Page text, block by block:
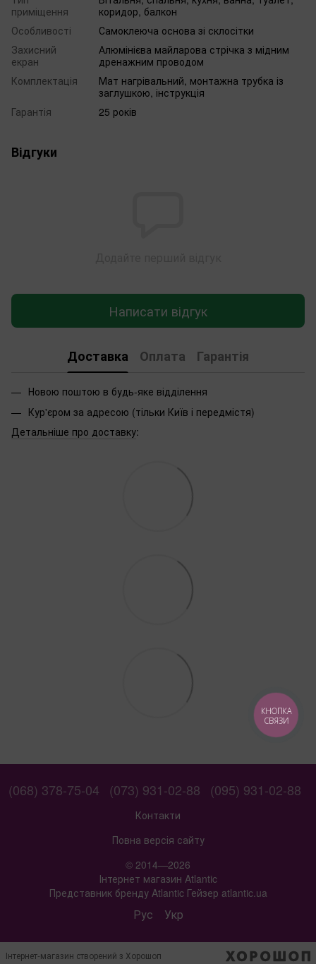
приміщення
коридор, балкон
Особливості
Самоклеюча основа зі склосітки
Захисний
екран
Алюмінієва майларова стрічка з мідним
дренажним проводом
Комплектація
Мат нагрівальний, монтажна трубка із
заглушкою, інструкція
Гарантія
25 років
Відгуки
Написати відгук
Доставка Оплата Гарантія
Новою поштою в будь-яке відділення
Кур'єром за адресою (тільки Київ і передмістя)
Детальніше про доставку:
(068) 378-75-04 (073) 931-02-88 (095) 931-02-88
Контакти
Повна версія сайту
© 2014—2026
Інтернет магазин Atlantic
Представник бренду Atlantic Гейзер atlantic.ua
Рус Укр
Інтернет-магазин створений з Хорошоп
КНОПКА
СВЯЗИ